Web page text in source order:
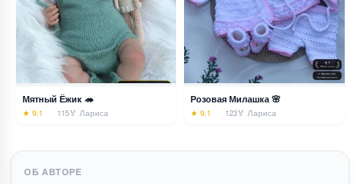
Мятный Ёжик 🦔
★ 9.1 115🏅 Лариса
Розовая Милашка 🌸
★ 9.1 123🏅 Лариса
ОБ АВТОРЕ